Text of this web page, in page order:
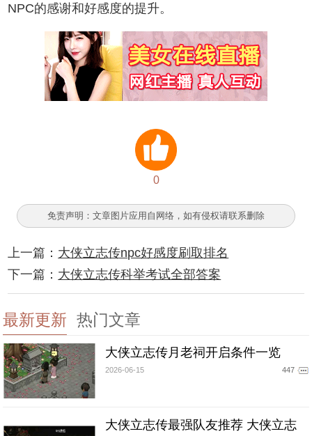
NPC的感谢和好感度的提升。
0
免责声明：文章图片应用自网络，如有侵权请联系删除
上一篇： 大侠立志传npc好感度刷取排名
下一篇： 大侠立志传科举考试全部答案
最新更新 热门文章
大侠立志传月老祠开启条件一览
2026-06-15 447
大侠立志传最强队友推荐 大侠立志